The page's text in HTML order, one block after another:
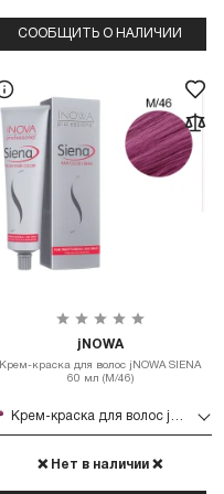
СООБЩИТЬ О НАЛИЧИИ
jNOWA
Крем-краска для волос jNOWA SIENA
60 мл (М/46)
❌ Нет в наличии ❌